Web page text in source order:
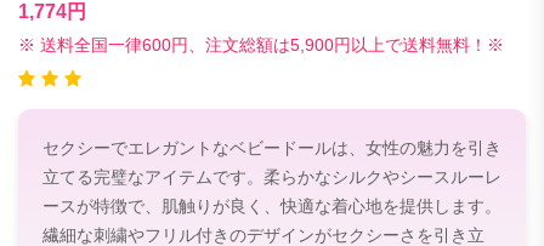
1,774円
※ 送料全国一律600円、注文総額は5,900円以上で送料無料！※
セクシーでエレガントなベビードールは、女性の魅力を引き
立てる完璧なアイテムです。柔らかなシルクやシースルーレ
ースが特徴で、肌触りが良く、快適な着心地を提供します。
繊細な刺繍やフリル付きのデザインがセクシーさを引き立